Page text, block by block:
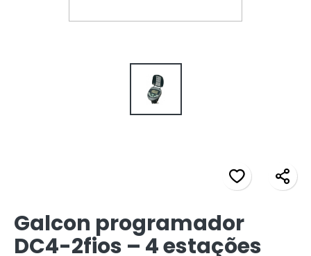
Galcon programador
DC4-2fios – 4 estações